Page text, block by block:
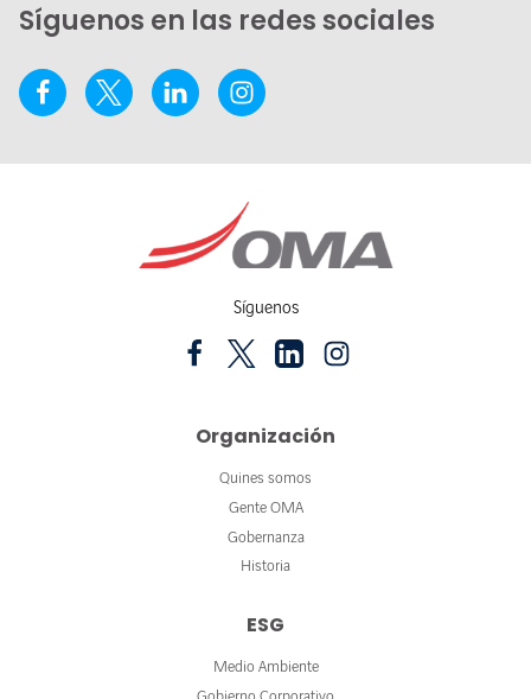
Síguenos en las redes sociales
Síguenos
Organización
Quines somos
Gente OMA
Gobernanza
Historia
ESG
Medio Ambiente